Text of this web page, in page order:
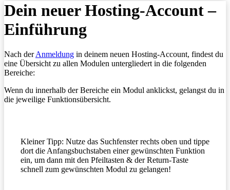
Dein neuer Hosting-Account –
Einführung
Nach derAnmeldung in deinem neuen Hosting-Account, findest du
eine Übersicht zu allen Modulen untergliedert in die folgenden
Bereiche:
Wenn du innerhalb der Bereiche ein Modul anklickst, gelangst du in
die jeweilige Funktionsübersicht.
Kleiner Tipp: Nutze das Suchfenster rechts oben und tippe
dort die Anfangsbuchstaben einer gewünschten Funktion
ein, um dann mit den Pfeiltasten & der Return-Taste
schnell zum gewünschten Modul zu gelangen!